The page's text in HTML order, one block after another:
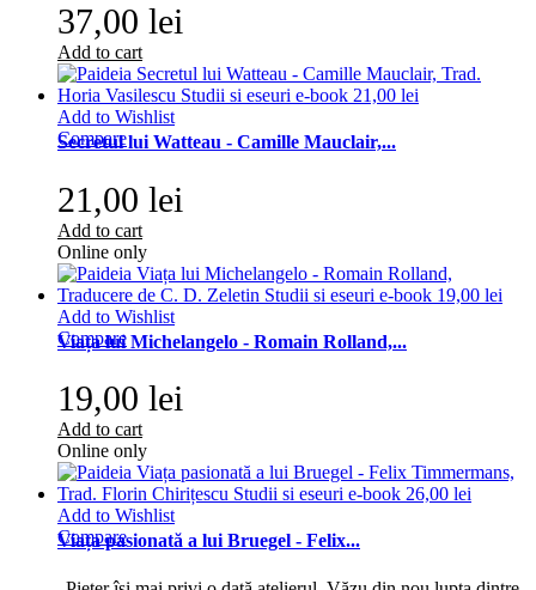
37,00 lei
Add to cart
Add to Wishlist
Compare
Secretul lui Watteau - Camille Mauclair,...
21,00 lei
Add to cart
Online only
Add to Wishlist
Compare
Viața lui Michelangelo - Romain Rolland,...
19,00 lei
Add to cart
Online only
Add to Wishlist
Compare
Viața pasionată a lui Bruegel - Felix...